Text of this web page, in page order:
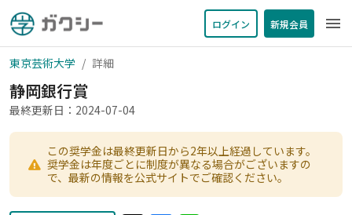
ログイン 新規会員 menu
東京芸術大学 詳細
静岡銀行賞
最終更新日：2024-07-04
この奨学金は最終更新日から2年以上経過しています。
奨学金は年度ごとに制度が異なる場合がございますの
で、最新の情報を公式サイトでご確認ください。